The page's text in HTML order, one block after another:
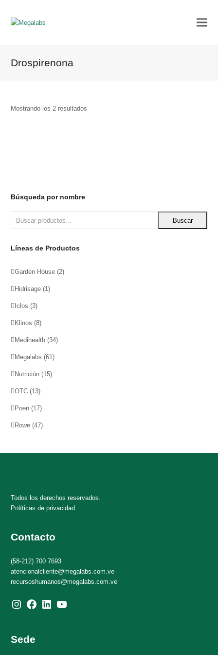
Drospirenona
Mostrando los 2 resultados
Búsqueda por nombre
Buscar
Líneas de Productos
Garden House (2)
Hidrisage (1)
Iclos (3)
Klinos (8)
Medihealth (34)
Megalabs (61)
Nutrición (15)
OTC (13)
Poen (17)
Rowe (47)
Todos los derechos reservados.
Políticas de privacidad.
Contacto
(58-212) 700 7693
atencionalcliente@megalabs.com.ve
recursoshumanos@megalabs.com.ve
Instagram
Facebook
LinkedIn
YouTube
Sede